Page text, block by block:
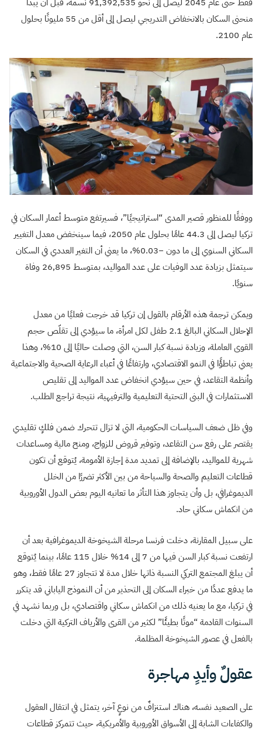
فقط حتى عام 2045 ليصل إلى نحو 91,392,535 نسمة، قبل أن يبدأ
منحنى السكان بالانخفاض التدريجي ليصل إلى أقل من 55 مليونًا بحلول
عام 2100.
ووفقًا للمنظور قصير المدى “استراتيجيًا”، فسيرتفع متوسط أعمار السكان في
تركيا ليصل إلى 44.3 عامًا بحلول عام 2050، فيما سينخفض معدل التغيير
السكاني السنوي إلى ما دون −0.03%، ما يعني أن التغير العددي في السكان
سيتمثل بزيادة عدد الوفيات على عدد المواليد، بمتوسط 26,895 وفاة
سنويًا.
ويمكن ترجمة هذه الأرقام بالقول إن تركيا قد خرجت فعليًا من معدل
الإحلال السكاني البالغ 2.1 طفل لكل امرأة، ما سيؤدي إلى تقلّص حجم
القوى العاملة، وزيادة نسبة كبار السن، التي وصلت حاليًا إلى 10%، وهذا
يعني تباطؤًا في النمو الاقتصادي، وارتفاعًا في أعباء الرعاية الصحية والاجتماعية
وأنظمة التقاعد، في حين سيؤدي انخفاض عدد المواليد إلى تقليص
الاستثمارات في البنى التحتية التعليمية والترفيهية، نتيجة تراجع الطلب.
وفي ظل ضعف السياسات الحكومية، التي لا تزال تتحرك ضمن فلكٍ تقليدي
يقتصر على رفع سن التقاعد، وتوفير قروض للزواج، ومنح مالية ومساعدات
شهرية للمواليد، بالإضافة إلى تمديد مدة إجازة الأمومة، يُتوقع أن تكون
قطاعات التعليم والصحة والسياحة من بين الأكثر تضررًا من الخلل
الديموغرافي، بل وأن يتجاوز هذا التأثر ما تعانيه اليوم بعض الدول الأوروبية
من انكماش سكاني حاد.
على سبيل المقارنة، دخلت فرنسا مرحلة الشيخوخة الديموغرافية بعد أن
ارتفعت نسبة كبار السن فيها من 7 إلى 14% خلال 115 عامًا، بينما يُتوقع
أن يبلغ المجتمع التركي النسبة ذاتها خلال مدة لا تتجاوز 27 عامًا فقط، وهو
ما يدفع عددًا من خبراء السكان إلى التحذير من أن النموذج الياباني قد يتكرر
في تركيا، مع ما يعنيه ذلك من انكماش سكاني واقتصادي، بل وربما نشهد في
السنوات القادمة “موتًا بطيئًا” لكثير من القرى والأرياف التركية التي دخلت
بالفعل في عصور الشيخوخة المظلمة.
عقولٌ وأيدٍ مهاجرة
على الصعيد نفسه، هناك استنزافٌ من نوعٍ آخر، يتمثل في انتقال العقول
والكفاءات الشابة إلى الأسواق الأوروبية والأمريكية، حيث تتمركز قطاعات